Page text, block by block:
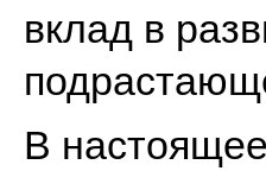
вклад в
В